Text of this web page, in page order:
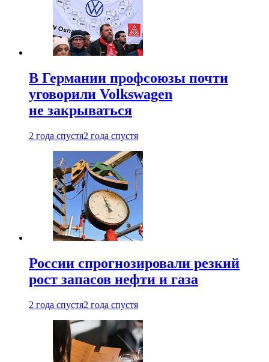
В Германии профсоюзы почти
уговорили Volkswagen
не закрываться
2 года спустя2 года спустя
России спрогнозировали резкий
рост запасов нефти и газа
2 года спустя2 года спустя